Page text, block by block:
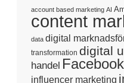
account based marketing AI
content
data digital
transformation digital
handel Facebook
influencer marketing